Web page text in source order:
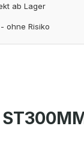
ab Lager
- ohne Risiko